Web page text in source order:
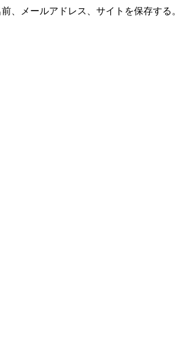
、メールアドレス、サイトを保存する。